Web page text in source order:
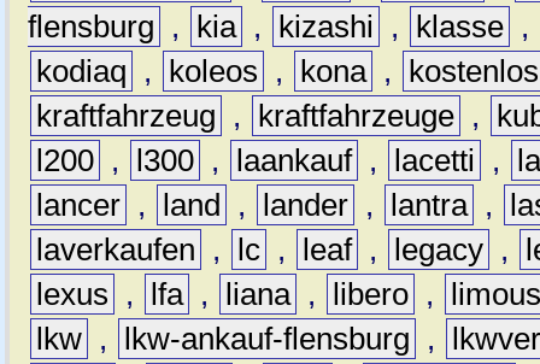
flensburg
, kia , kizashi , klasse ,
kodiaq
, koleos , kona ,
kostenlos
kraftfahrzeug
, kraftfahrzeuge ,
l200 , l300 , laankauf , lacetti ,
lancer , land , lander , lantra ,
laverkaufen
, lc , leaf , legacy ,
lexus
, lfa , liana , libero ,
lkw , lkw-ankauf-flensburg ,